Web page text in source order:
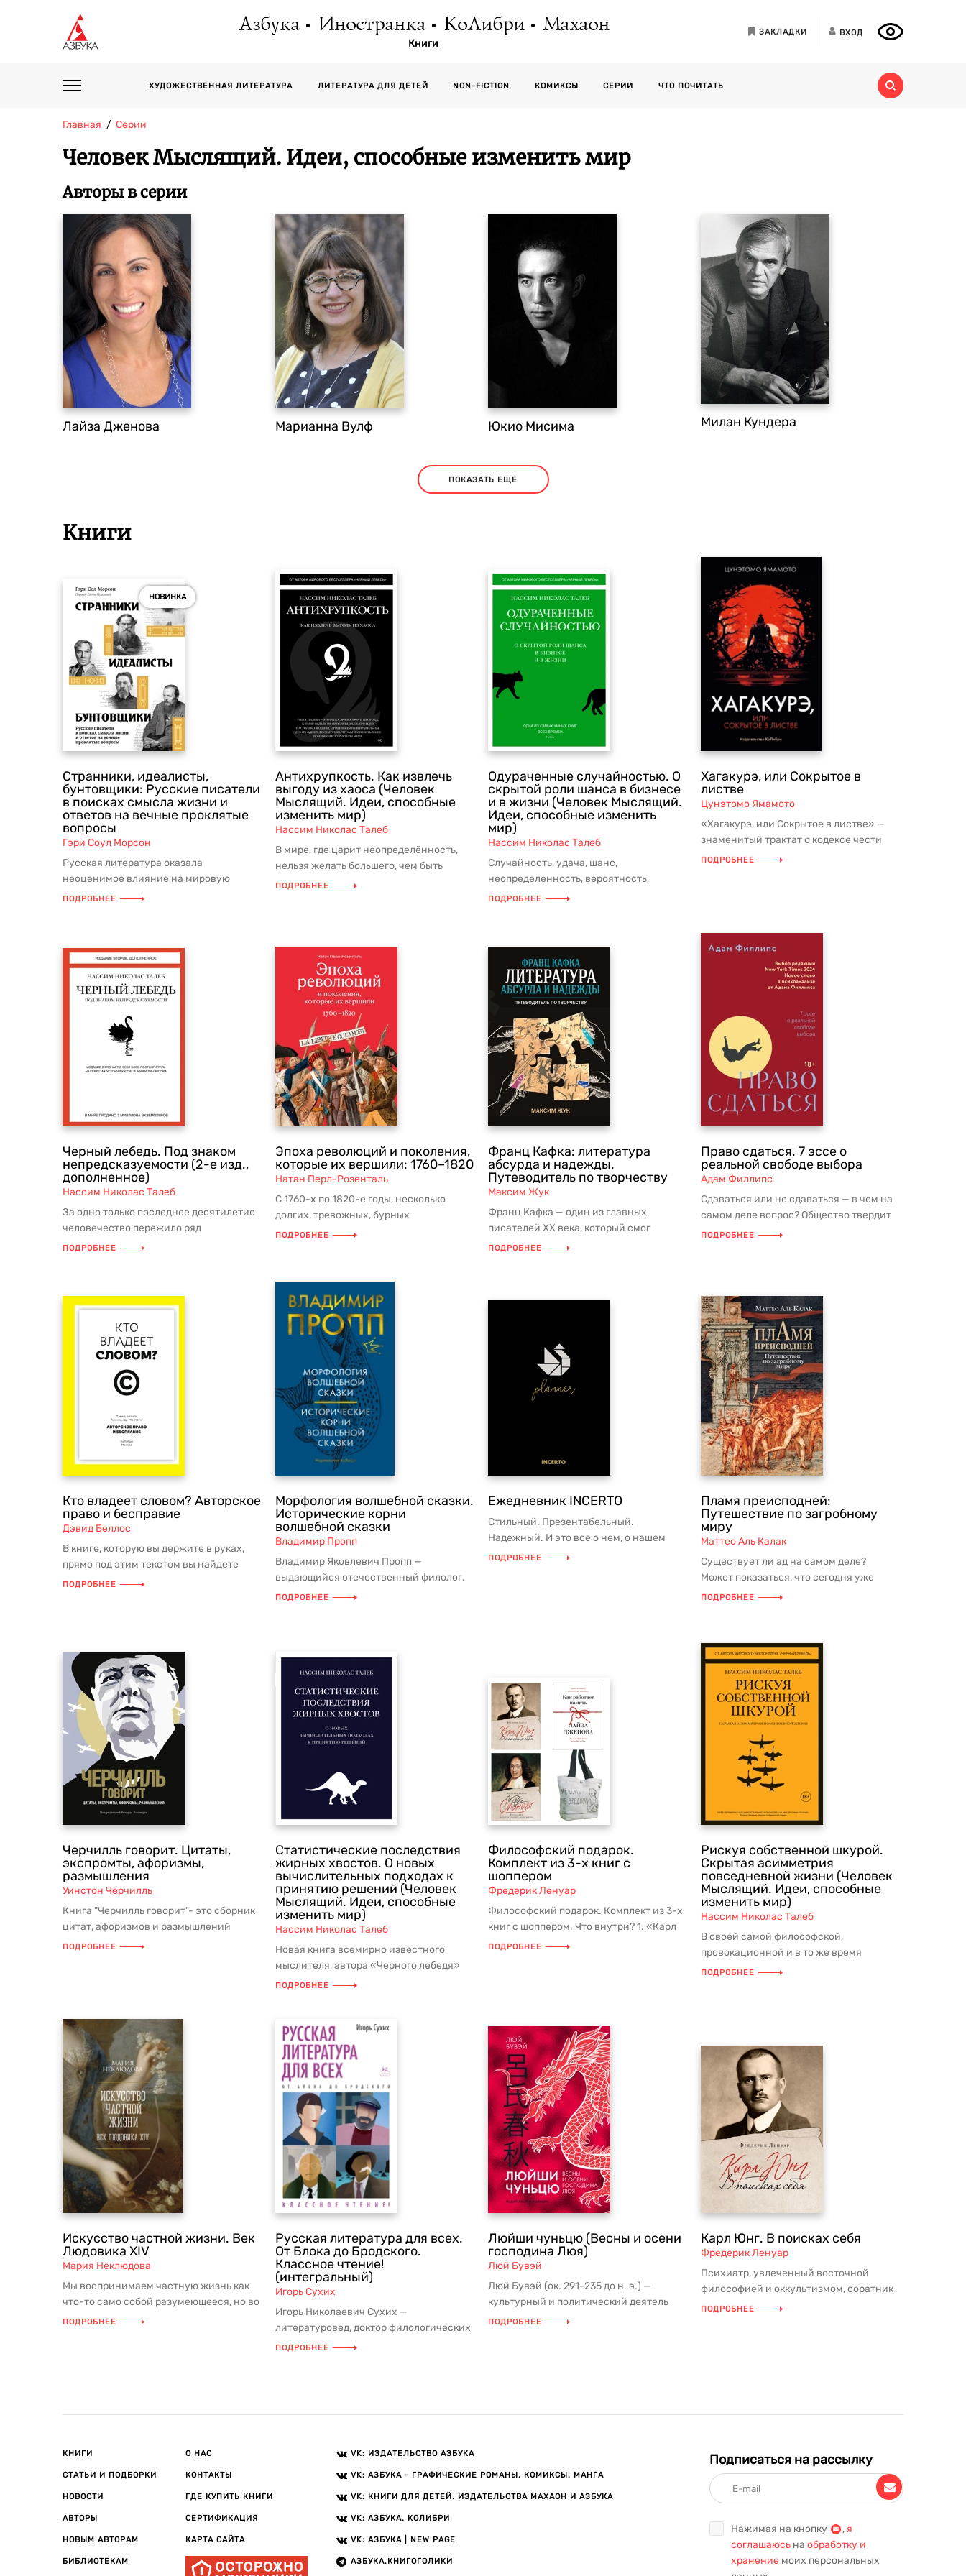
Азбука Иностранка КоЛибри Махаон
Книги
ЗАКЛАДКИ ВХОД
ХУДОЖЕСТВЕННАЯ ЛИТЕРАТУРА ЛИТЕРАТУРА ДЛЯ ДЕТЕЙ NON-FICTION КОМИКСЫ СЕРИИ ЧТО ПОЧИТАТЬ
Главная Серии
Человек Мыслящий. Идеи, способные изменить мир
Авторы в серии
Лайза Дженова Марианна Вулф Юкио Мисима Милан Кундера
ПОКАЗАТЬ ЕЩЕ
Книги
НОВИНКА
Странники, идеалисты,
бунтовщики: Русские писатели
в поисках смысла жизни и
ответов на вечные проклятые
вопросы
Гэри Соул Морсон
Русская литература оказала
неоценимое влияние на мировую
культуру и продолжает занимать умы
ПОДРОБНЕЕ
Антихрупкость. Как извлечь
выгоду из хаоса (Человек
Мыслящий. Идеи, способные
изменить мир)
Нассим Николас Талеб
В мире, где царит неопределённость,
нельзя желать большего, чем быть
антихрупким — то есть уметь при...
ПОДРОБНЕЕ
Одураченные случайностью. О
скрытой роли шанса в бизнесе
и в жизни (Человек Мыслящий.
Идеи, способные изменить
мир)
Нассим Николас Талеб
Случайность, удача, шанс,
неопределенность, вероятность,
человеческие ошибки, риск и принятие
ПОДРОБНЕЕ
Хагакурэ, или Сокрытое в
листве
Цунэтомо Ямамото
«Хагакурэ, или Сокрытое в листве» —
знаменитый трактат о кодексе чести
самурая (бусидо), выдержанный...
ПОДРОБНЕЕ
Черный лебедь. Под знаком
непредсказуемости (2-е изд.,
дополненное)
Нассим Николас Талеб
За одно только последнее десятилетие
человечество пережило ряд
тяжелейших катастроф, потрясений и
ПОДРОБНЕЕ
Эпоха революций и поколения,
которые их вершили: 1760–1820
Натан Перл-Розенталь
С 1760-х по 1820-е годы, несколько
долгих, тревожных, бурных
десятилетий, по всему миру от
ПОДРОБНЕЕ
Франц Кафка: литература
абсурда и надежды.
Путеводитель по творчеству
Максим Жук
Франц Кафка — один из главных
писателей XX века, который смог
выразить суть явлений, ставших
ПОДРОБНЕЕ
Право сдаться. 7 эссе о
реальной свободе выбора
Адам Филлипс
Сдаваться или не сдаваться — в чем на
самом деле вопрос? Общество твердит
нам: «Никогда не сд...
ПОДРОБНЕЕ
Кто владеет словом? Авторское
право и бесправие
Дэвид Беллос
В книге, которую вы держите в руках,
прямо под этим текстом вы найдете
выразительный знак ©. Права н...
ПОДРОБНЕЕ
Морфология волшебной сказки.
Исторические корни
волшебной сказки
Владимир Пропп
Владимир Яковлевич Пропп —
выдающийся отечественный филолог,
профессор Ленинградского
ПОДРОБНЕЕ
Ежедневник INCERTO
Стильный. Презентабельный.
Надежный. И это все о нем, о нашем
новом ежедневнике INCERTO!
ПОДРОБНЕЕ
Пламя преисподней:
Путешествие по загробному
миру
Маттео Аль Калак
Существует ли ад на самом деле?
Может показаться, что сегодня уже
никто не задается таким вопросом, ...
ПОДРОБНЕЕ
Черчилль говорит. Цитаты,
экспромты, афоризмы,
размышления
Уинстон Черчилль
Книга "Черчилль говорит"- это сборник
цитат, афоризмов и размышлений
Уинстона Черчилля — выдающегося...
ПОДРОБНЕЕ
Статистические последствия
жирных хвостов. О новых
вычислительных подходах к
принятию решений (Человек
Мыслящий. Идеи, способные
изменить мир)
Нассим Николас Талеб
Новая книга всемирно известного
мыслителя, автора «Черного лебедя»
Нассима Николаса Талеба открывает...
ПОДРОБНЕЕ
Философский подарок.
Комплект из 3-х книг с
шоппером
Фредерик Ленуар
Философский подарок. Комплект из 3-х
книг с шоппером. Что внутри? 1. «Карл
Юнг. В поисках себя» Пси...
ПОДРОБНЕЕ
Рискуя собственной шкурой.
Скрытая асимметрия
повседневной жизни (Человек
Мыслящий. Идеи, способные
изменить мир)
Нассим Николас Талеб
В своей самой философской,
провокационной и в то же время
прагматичной книге Талеб размышляет
ПОДРОБНЕЕ
Искусство частной жизни. Век
Людовика XIV
Мария Неклюдова
Мы воспринимаем частную жизнь как
что-то само собой разумеющееся, но во
времена абсолютной монархии ...
ПОДРОБНЕЕ
Русская литература для всех.
От Блока до Бродского.
Классное чтение!
(интегральный)
Игорь Сухих
Игорь Николаевич Сухих —
литературовед, доктор филологических
наук, профессор Санкт-Петербургского
ПОДРОБНЕЕ
Люйши чуньцю (Весны и осени
господина Люя)
Люй Бувэй
Люй Бувэй (ок. 291–235 до н. э.) —
культурный и политический деятель
доимперского Китая, человек ярк...
ПОДРОБНЕЕ
Карл Юнг. В поисках себя
Фредерик Ленуар
Психиатр, увлеченный восточной
философией и оккультизмом, соратник
Фрейда, порвавший со своим учител...
ПОДРОБНЕЕ
КНИГИ
СТАТЬИ И ПОДБОРКИ
НОВОСТИ
АВТОРЫ
НОВЫМ АВТОРАМ
БИБЛИОТЕКАМ
О НАС
КОНТАКТЫ
ГДЕ КУПИТЬ КНИГИ
СЕРТИФИКАЦИЯ
КАРТА САЙТА
VK: ИЗДАТЕЛЬСТВО АЗБУКА
VK: АЗБУКА - ГРАФИЧЕСКИЕ РОМАНЫ. КОМИКСЫ. МАНГА
VK: КНИГИ ДЛЯ ДЕТЕЙ. ИЗДАТЕЛЬСТВА МАХАОН И АЗБУКА
VK: АЗБУКА. КОЛИБРИ
VK: АЗБУКА | NEW PAGE
АЗБУКА.КНИГОГОЛИКИ
Подписаться на рассылку
Нажимая на кнопку , я
соглашаюсь на обработку и
хранение моих персональных